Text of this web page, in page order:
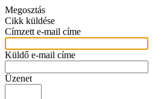
Megosztás
Cikk küldése
Címzett e-mail címe
Küldő e-mail címe
Üzenet